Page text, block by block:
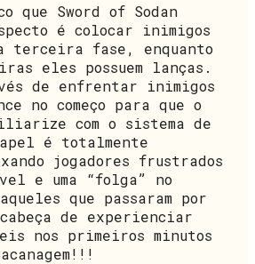
que Sword of Sodan
é colocar inimigos
terceira fase, enquanto
eles possuem lanças.
de enfrentar inimigos
no começo para que o
com o sistema de
é totalmente
jogadores frustrados
e uma “folga” no
que passaram por
de experienciar
nos primeiros minutos